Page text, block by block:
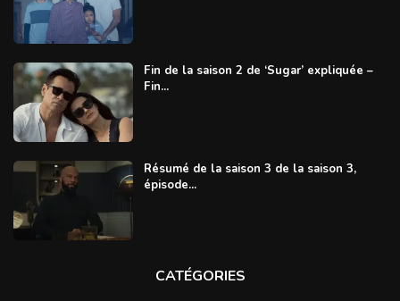
Fin de la saison 2 de ‘Sugar’ expliquée –
Fin...
Résumé de la saison 3 de la saison 3,
épisode...
CATÉGORIES